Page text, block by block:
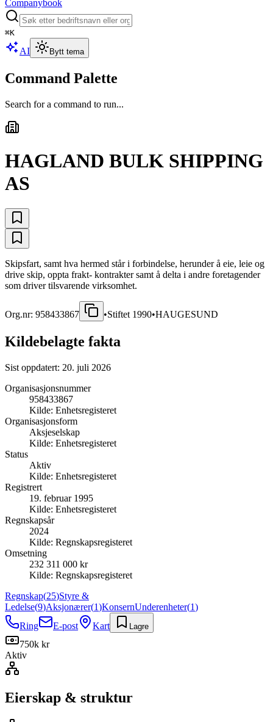
Companybook
⌘K
AI Bytt tema
Command Palette
Search for a command to run...
HAGLAND BULK SHIPPING
AS
Skipsfart, samt hva hermed står i forbindelse, herunder å eie, leie og
drive skip, oppta frakt- kontrakter samt å delta i andre foretagender
som driver tilsvarende virksomhet.
Org.nr: 958433867 •Stiftet 1990•HAUGESUND
Kildebelagte fakta
Sist oppdatert: 20. juli 2026
Organisasjonsnummer
958433867
Kilde: Enhetsregisteret
Organisasjonsform
Aksjeselskap
Kilde: Enhetsregisteret
Status
Aktiv
Kilde: Enhetsregisteret
Registrert
19. februar 1995
Kilde: Enhetsregisteret
Regnskapsår
2024
Kilde: Regnskapsregisteret
Omsetning
232 311 000 kr
Kilde: Regnskapsregisteret
Regnskap(25)Styre &
Ledelse(9)Aksjonærer(1)KonsernUnderenheter(1)
Ring
E-post Kart Lagre
750k kr
Aktiv
Eierskap & struktur